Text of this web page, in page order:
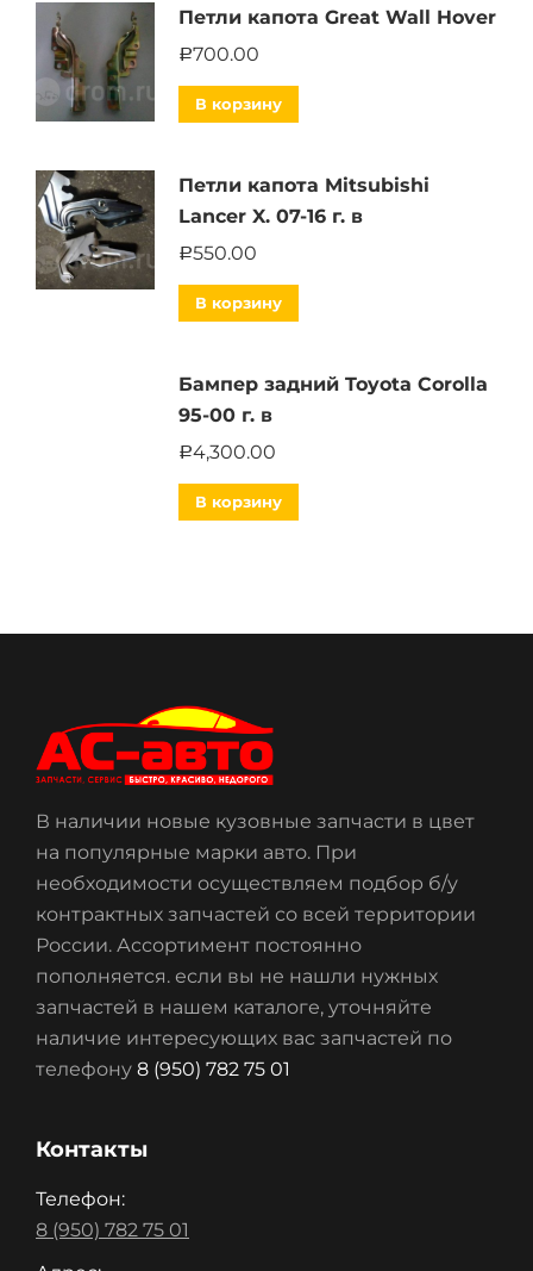
Петли капота Great Wall Hover
Р700.00
В корзину
Петли капота Mitsubishi
Lancer X. 07-16 г. в
Р550.00
В корзину
Бампер задний Toyota Corolla
95-00 г. в
Р4,300.00
В корзину
В наличии новые кузовные запчасти в цвет
на популярные марки авто. При
необходимости осуществляем подбор б/у
контрактных запчастей со всей территории
России. Ассортимент постоянно
пополняется. если вы не нашли нужных
запчастей в нашем каталоге, уточняйте
наличие интересующих вас запчастей по
телефону 8 (950) 782 75 01
Контакты
Телефон:
8 (950) 782 75 01